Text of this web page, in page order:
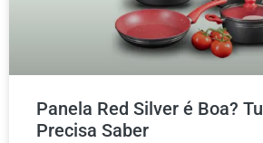
Panela Red Silver é Boa?
Precisa Saber